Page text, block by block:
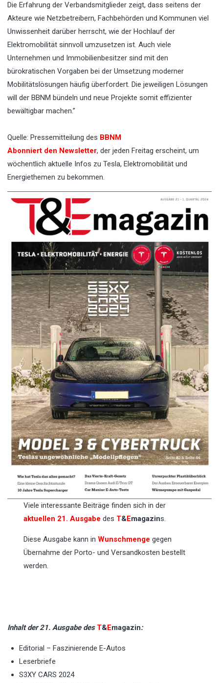
Die Erfahrung der Verbandsmitglieder zeigt, dass seitens der
Akteure wie Netzbetreibern, Fachbehörden und Kommunen viel
Unwissenheit darüber herrscht, wie der Hochlauf der
Elektromobilität sinnvoll umzusetzen ist. Auch viele
Unternehmen und Immobilienbesitzer sind mit den
bürokratischen Vorgaben bei der Umsetzung moderner
Mobilitätslösungen häufig überfordert. Die jeweiligen Lösungen
will der BBNM bündeln und neue Projekte somit effizienter
bewältigbar machen.”
Quelle: Pressemitteilung des BBNM
Abonniert den Newsletter, der jeden Freitag erscheint, um
wöchentlich aktuelle Infos zu Tesla, Elektromobilität und
Energiethemen zu bekommen.
Viele interessante Beiträge finden sich in der
aktuellen 21. Ausgabe des T&Emagazins.
Diese Ausgabe kann inWunschmenge gegen
Übernahme der Porto- und Versandkosten bestellt
werden.
Inhalt der 21. Ausgabe des T&Emagazin:
Editorial – Faszinierende E-Autos
Leserbriefe
S3XY CARS 2024